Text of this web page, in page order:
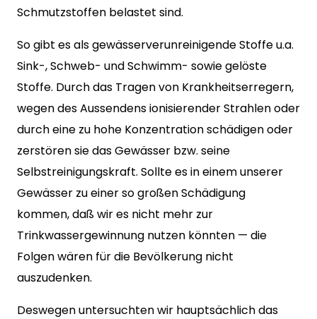
Schmutzstoffen belastet sind.
So gibt es als gewässerverunreinigende Stoffe u.a.
Sink-, Schweb- und Schwimm- sowie gelöste
Stoffe. Durch das Tragen von Krankheitserregern,
wegen des Aussendens ionisierender Strahlen oder
durch eine zu hohe Konzentration schädigen oder
zerstören sie das Gewässer bzw. seine
Selbstreinigungskraft. Sollte es in einem unserer
Gewässer zu einer so großen Schädigung
kommen, daß wir es nicht mehr zur
Trinkwassergewinnung nutzen könnten — die
Folgen wären für die Bevölkerung nicht
auszudenken.
Deswegen untersuchten wir hauptsächlich das